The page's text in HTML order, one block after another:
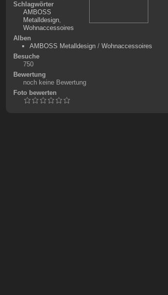
Schlagwörter
AMBOSS
Metalldesign,
Wohnaccessoires
Alben
AMBOSS Metalldesign/ Wohnaccessoires
Besuche
750
Bewertung
noch keine Bewertung
Foto bewerten